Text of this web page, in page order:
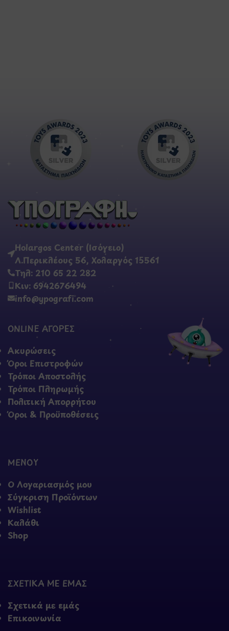
Holargos Center (Ισόγειο)
Λ.Περικλέους 56, Χολαργός 15561
Τηλ: 210 65 22 282
Κιν: 6942676494
info@ypografi.com
ONLINE ΑΓΟΡΕΣ
Ακυρώσεις
Όροι Επιστροφών
Τρόποι Αποστολής
Τρόποι Πληρωμής
Πολιτική Απορρήτου
Όροι & Προϋποθέσεις
ΜΕΝΟΥ
Ο Λογαριασμός μου
Σύγκριση Προϊόντων
Wishlist
Καλάθι
Shop
ΣΧΕΤΙΚΑ ΜΕ ΕΜΑΣ
Σχετικά με εμάς
Επικοινωνία